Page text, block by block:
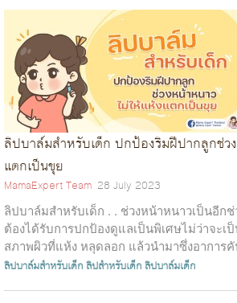
ลิปบาล์มสำหรับเด็ก ปกป้องริมฝีปากลูกช่ว
แตกเป็นขุย
MamaExpert Team 28 July 2023
ลิปบาล์มสำหรับเด็ก . . ช่วงหน้าหนาวเป็นอีก
ต้องได้รับการปกป้องดูแลเป็นพิเศษไม่ว่าจะเ
สภาพผิวที่แห้ง หลุดลอก แล้วนำมาซึ่งอาการคั
ปรากฏเ...
ลิปบาล์มสำหรับเด็กลิปสำหรับเด็กลิปบาล์มเด็ก